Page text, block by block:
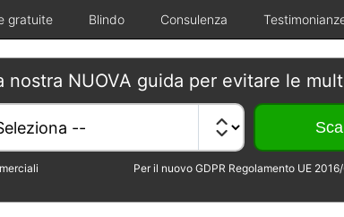
gratuite Blindo Consulenza
nostra NUOVA guida per evitare le
Per il nuovo GDPR Regolamento UE